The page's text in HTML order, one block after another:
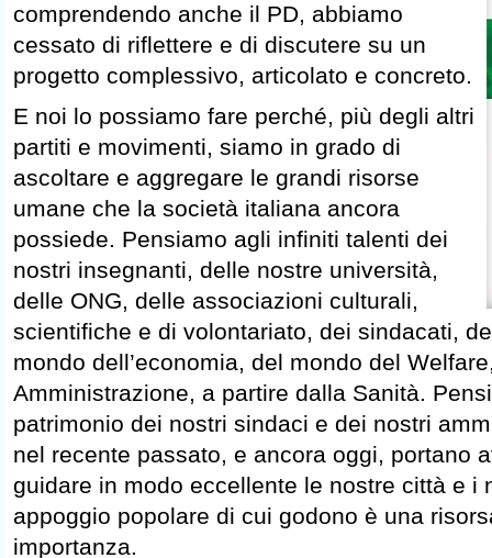
comprendendo anche il PD, abbiamo
cessato di riflettere e di discutere su un
progetto complessivo, articolato e concreto.
E noi lo possiamo fare perché, più degli altri
partiti e movimenti, siamo in grado di
ascoltare e aggregare le grandi risorse
umane che la società italiana ancora
possiede. Pensiamo agli infiniti talenti dei
nostri insegnanti, delle nostre università,
delle ONG, delle associazioni culturali,
scientifiche e di volontariato, dei sindacati,
mondo dell’economia, del mondo del
Amministrazione, a partire dalla Sanità.
patrimonio dei nostri sindaci e dei nostri
nel recente passato, e ancora oggi, portano
guidare in modo eccellente le nostre città e i
appoggio popolare di cui godono è una
importanza.